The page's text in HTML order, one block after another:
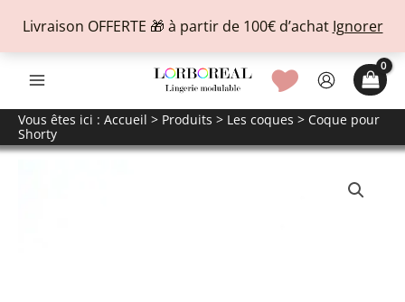
Livraison OFFERTE 🎁 à partir de 100€ d’achat Ignorer
contenu
🎔
Vous êtes ici : Accueil > Produits > Les coques > Coque pour
Shorty